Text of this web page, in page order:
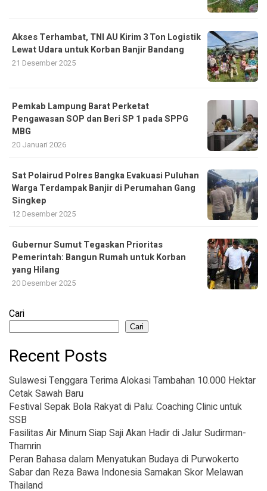
Akses Terhambat, TNI AU Kirim 3 Ton Logistik
Lewat Udara untuk Korban Banjir Bandang
21 Desember 2025
Pemkab Lampung Barat Perketat
Pengawasan SOP dan Beri SP 1 pada SPPG
MBG
20 Januari 2026
Sat Polairud Polres Bangka Evakuasi Puluhan
Warga Terdampak Banjir di Perumahan Gang
Singkep
12 Desember 2025
Gubernur Sumut Tegaskan Prioritas
Pemerintah: Bangun Rumah untuk Korban
yang Hilang
20 Desember 2025
Cari
Cari
Recent Posts
Sulawesi Tenggara Terima Alokasi Tambahan 10.000 Hektar
Cetak Sawah Baru
Festival Sepak Bola Rakyat di Palu: Coaching Clinic untuk
SSB
Fasilitas Air Minum Siap Saji Akan Hadir di Jalur Sudirman-
Thamrin
Peran Bahasa dalam Menyatukan Budaya di Purwokerto
Sabar dan Reza Bawa Indonesia Samakan Skor Melawan
Thailand